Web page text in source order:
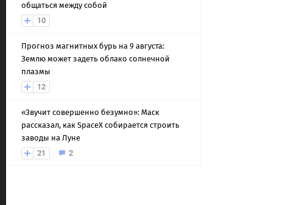
общаться между собой
10
Прогноз магнитных бурь на 9 августа:
Землю может задеть облако солнечной
плазмы
12
«Звучит совершенно безумно»: Маск
рассказал, как SpaceX собирается строить
заводы на Луне
21
2